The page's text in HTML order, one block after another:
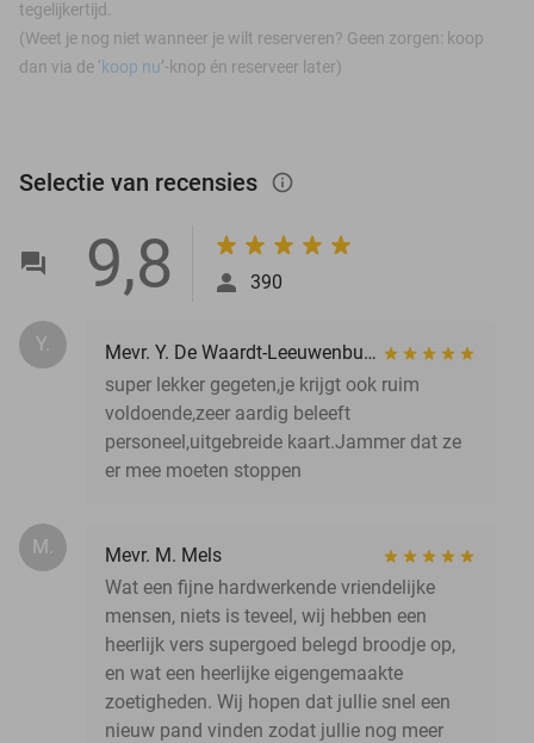
tegelijkertijd.
(Weet je nog niet wanneer je wilt reserveren? Geen zorgen: koop
dan via de ‘koop nu’-knop én reserveer later)
Selectie van recensies info_outlined
9,8 390
Y.
Mevr. Y. De Waardt-Leeuwenburg
super lekker gegeten,je krijgt ook ruim
voldoende,zeer aardig beleeft
personeel,uitgebreide kaart.Jammer dat ze
er mee moeten stoppen
M.
Mevr. M. Mels
Wat een fijne hardwerkende vriendelijke
mensen, niets is teveel, wij hebben een
heerlijk vers supergoed belegd broodje op,
en wat een heerlijke eigengemaakte
zoetigheden. Wij hopen dat jullie snel een
nieuw pand vinden zodat jullie nog meer